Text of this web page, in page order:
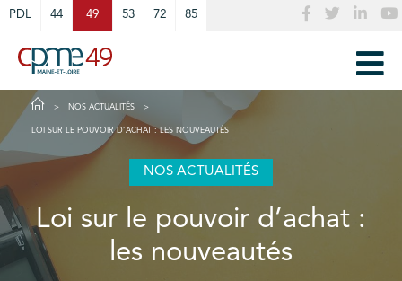
PDL 44 49 53 72 85
NOS ACTUALITÉS
LOI SUR LE POUVOIR D’ACHAT : LES NOUVEAUTÉS
NOS ACTUALITÉS
Loi sur le pouvoir d’achat :
les nouveautés
Cookies management panel